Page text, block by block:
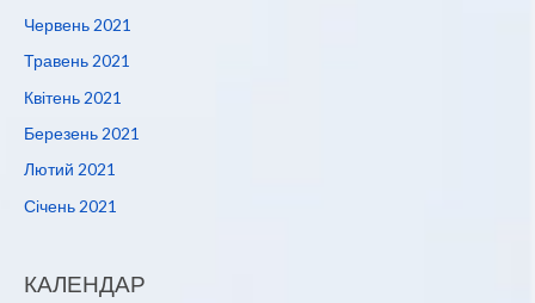
Червень 2021
Травень 2021
Квітень 2021
Березень 2021
Лютий 2021
Січень 2021
КАЛЕНДАР